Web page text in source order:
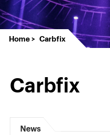
Home Carbfix
Carbfix
News